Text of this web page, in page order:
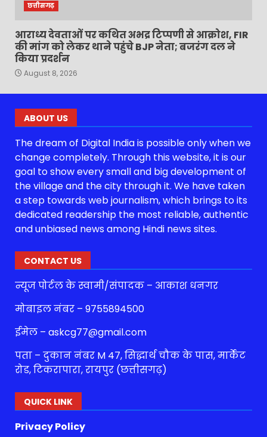
छत्तीसगढ़
आराध्य देवताओं पर कथित अभद्र टिप्पणी से आक्रोश, FIR
की मांग को लेकर थाने पहुंचे BJP नेता; बजरंग दल ने
किया प्रदर्शन
August 8, 2026
ABOUT US
The dream of Digital India is possible only when we
change completely. Through this website, it is our
goal to show every small and big development of
the village and the city through it. We have taken
a step towards web journalism, which brings to its
dedicated readership the most reliable, authentic
and unbiased news among Hindi news sites.
CONTACT US
न्यूज पोर्टल के स्वामी/संपादक – आकाश धनगर
मोबाइल नंबर – 9755894500
ईमेल – askcg77@gmail.com
पता – दुकान नंबर M 47, सिद्धार्थ चौक के पास, मार्केट
रोड, टिकरापारा, रायपुर (छत्तीसगढ़)
QUICK LINK
Privacy Policy